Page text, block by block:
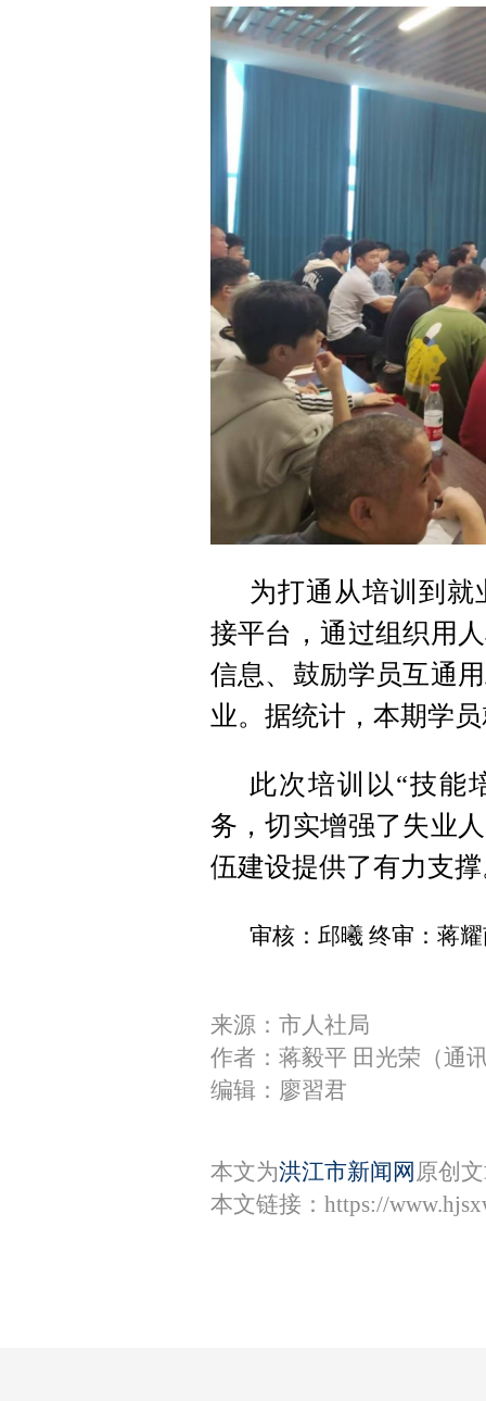
为打通从培训到
接平台，通过组织用
信息、鼓励学员互通
业。据统计，本期学
此次培训以“技能
务，切实增强了失业
伍建设提供了有力支
审核：邱曦 终审：蒋
来源：市人社局
作者：蒋毅平 田光荣（通
编辑：廖習君
本文为洪江市新闻网 原创
本文链接： https://